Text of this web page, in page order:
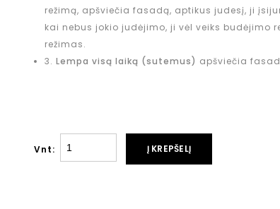
režimą, apšviečia fasadą, aptikus judesį, ji
kai nebus jokio judėjimo, ji vėl veiks budėjimo
režimas.
3. Lempa visą laiką (sutemus) apšviečia
Vnt: Į KREPŠELĮ